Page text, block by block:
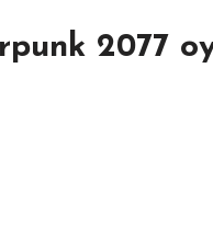
2077